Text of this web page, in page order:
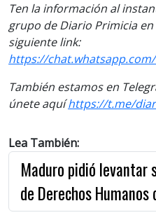
Ten la información al
grupo de Diario Primicia
siguiente link:
https://chat.whatsapp.com/
También estamos en
únete aquíhttps://t.me/
Lea También:
Maduro pidió levantar
de Derechos Humanos